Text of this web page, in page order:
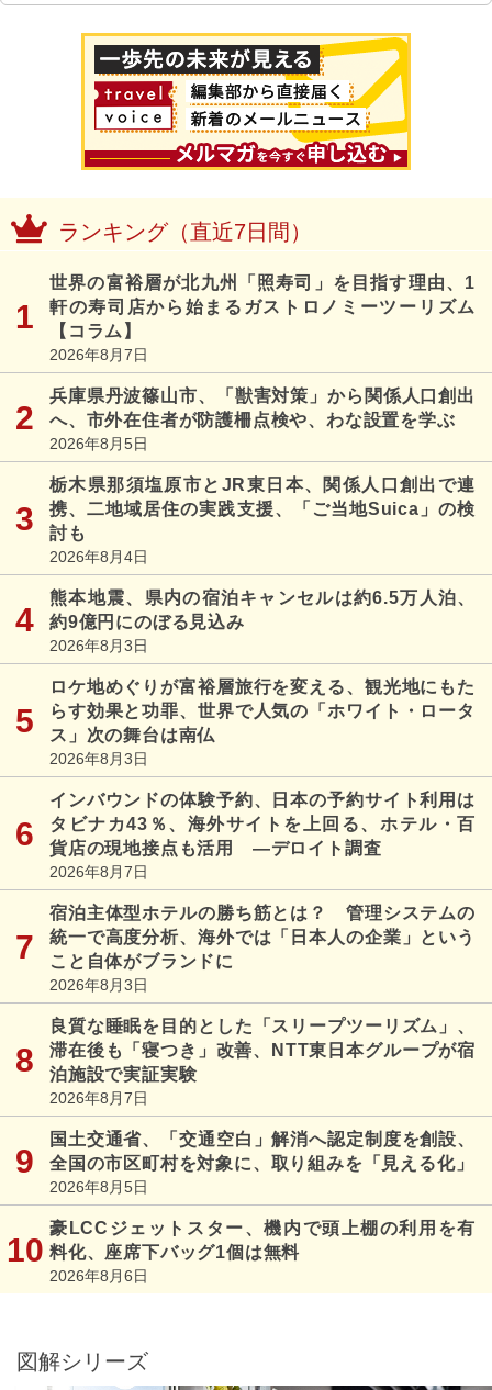
ランキング（直近7日間）
世界の富裕層が北九州「照寿司」を目指す理由、1
軒の寿司店から始まるガストロノミーツーリズム
【コラム】
2026年8月7日
兵庫県丹波篠山市、「獣害対策」から関係人口創出
へ、市外在住者が防護柵点検や、わな設置を学ぶ
2026年8月5日
栃木県那須塩原市とJR東日本、関係人口創出で連
携、二地域居住の実践支援、「ご当地Suica」の検
討も
2026年8月4日
熊本地震、県内の宿泊キャンセルは約6.5万人泊、
約9億円にのぼる見込み
2026年8月3日
ロケ地めぐりが富裕層旅行を変える、観光地にもた
らす効果と功罪、世界で人気の「ホワイト・ロータ
ス」次の舞台は南仏
2026年8月3日
インバウンドの体験予約、日本の予約サイト利用は
タビナカ43％、海外サイトを上回る、ホテル・百
貨店の現地接点も活用 ―デロイト調査
2026年8月7日
宿泊主体型ホテルの勝ち筋とは？ 管理システムの
統一で高度分析、海外では「日本人の企業」という
こと自体がブランドに
2026年8月3日
良質な睡眠を目的とした「スリープツーリズム」、
滞在後も「寝つき」改善、NTT東日本グループが宿
泊施設で実証実験
2026年8月7日
国土交通省、「交通空白」解消へ認定制度を創設、
全国の市区町村を対象に、取り組みを「見える化」
2026年8月5日
豪LCCジェットスター、機内で頭上棚の利用を有
料化、座席下バッグ1個は無料
2026年8月6日
図解シリーズ